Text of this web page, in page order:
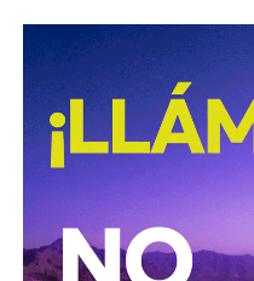
David Martínez es
Fantasma de Wall Street
inmenso en
donde ha servido como
y en 2017, fue